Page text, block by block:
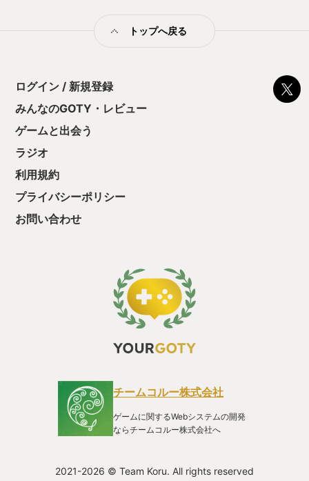
型のローグライ
をクリアしたら
う気持ちを揺る
トップへ戻る
ログイン / 新規登録
みんなのGOTY・レビュー
ゲームと出会う
ラジオ
利用規約
プライバシーポリシー
お問い合わせ
チームコルー株式会社
ゲームに関するWebシステムの開発
ならチームコルー株式会社へ
2021-2026 © Team Koru. All rights reserved